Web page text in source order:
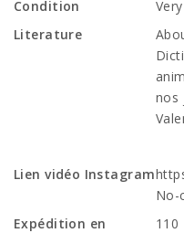
Condition
Literature
nos
Lien vidéo Instagram
No-
Expédition en
110